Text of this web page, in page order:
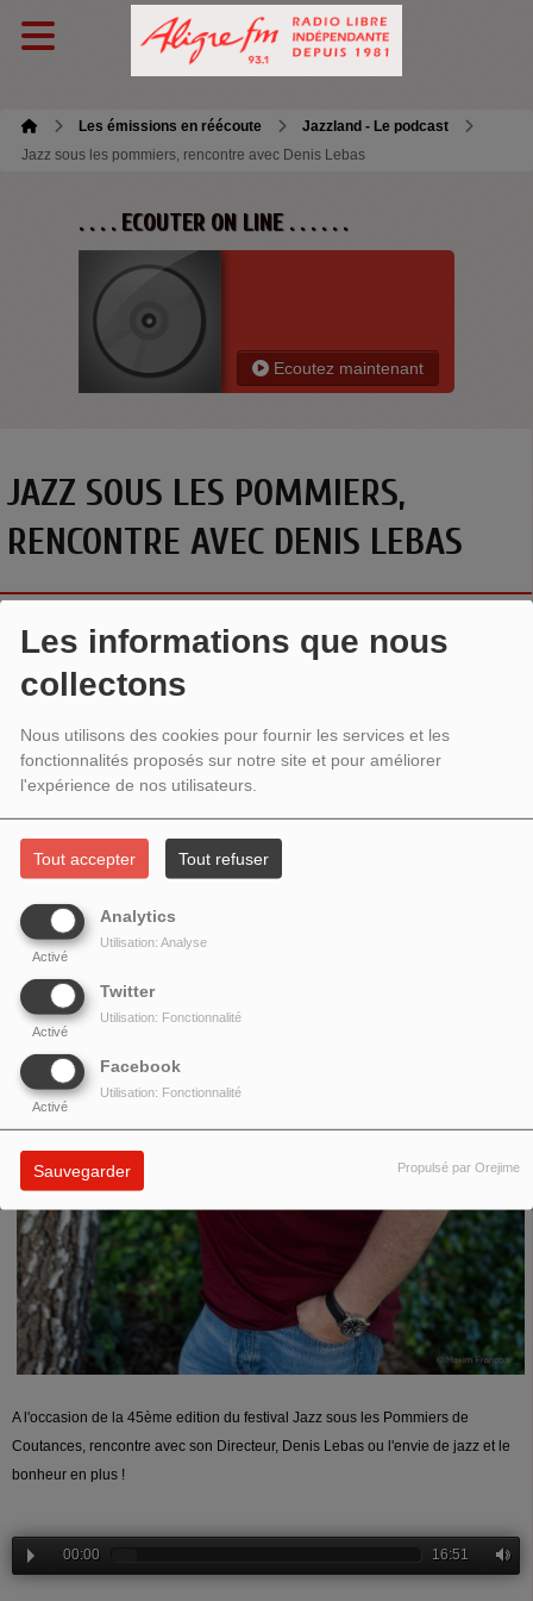
Les informations que nous
collectons
Nous utilisons des cookies pour fournir les services et les
fonctionnalités proposés sur notre site et pour améliorer
l'expérience de nos utilisateurs.
Tout accepter Tout refuser
Analytics
Activé
Utilisation: Analyse
Twitter
Activé
Utilisation: Fonctionnalité
Facebook
Activé
Utilisation: Fonctionnalité
Sauvegarder Propulsé par Orejime
Les émissions en réécoute
Jazzland - Le podcast
Jazz sous les pommiers, rencontre avec Denis Lebas
. . . . ECOUTER ON LINE . . . . . .
Ecoutez maintenant
JAZZ SOUS LES POMMIERS,
RENCONTRE AVEC DENIS LEBAS
A l'occasion de la 45ème edition du festival Jazz sous les Pommiers de
Coutances, rencontre avec son Directeur, Denis Lebas ou l'envie de jazz et le
bonheur en plus !
00:00 16:51